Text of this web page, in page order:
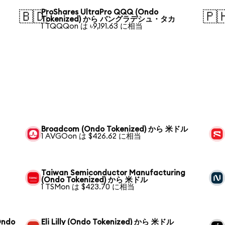
🇧🇩ProShares UltraPro QQQ (Ondo
Tokenized) から バングラデシュ・タカ
1 TQQQon は ৳9,191.63 に相当
Broadcom (Ondo Tokenized) から 米ドル
1 AVGOon は $426.62 に相当
Taiwan Semiconductor Manufacturing
(Ondo Tokenized) から 米ドル
1 TSMon は $423.70 に相当
Eli Lilly (Ondo Tokenized) から 米ドル